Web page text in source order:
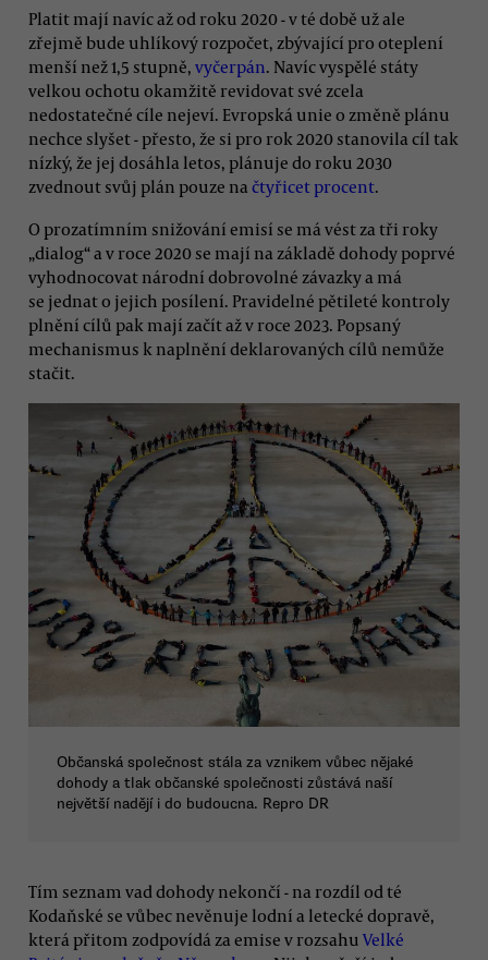
Platit mají navíc až od roku 2020 - v té době už ale
zřejmě bude uhlíkový rozpočet, zbývající pro oteplení
menší než 1,5 stupně, vyčerpán. Navíc vyspělé státy
velkou ochotu okamžitě revidovat své zcela
nedostatečné cíle nejeví. Evropská unie o změně plánu
nechce slyšet - přesto, že si pro rok 2020 stanovila cíl tak
nízký, že jej dosáhla letos, plánuje do roku 2030
zvednout svůj plán pouze na čtyřicet procent.
O prozatímním snižování emisí se má vést za tři roky
„dialog“ a v roce 2020 se mají na základě dohody poprvé
vyhodnocovat národní dobrovolné závazky a má
se jednat o jejich posílení. Pravidelné pětileté kontroly
plnění cílů pak mají začít až v roce 2023. Popsaný
mechanismus k naplnění deklarovaných cílů nemůže
stačit.
Občanská společnost stála za vznikem vůbec nějaké
dohody a tlak občanské společnosti zůstává naší
největší nadějí i do budoucna. Repro DR
Tím seznam vad dohody nekončí - na rozdíl od té
Kodaňské se vůbec nevěnuje lodní a letecké dopravě,
která přitom zodpovídá za emise v rozsahu Velké